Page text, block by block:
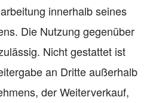
innerhalb seines
Die Nutzung gegenüber
Nicht gestattet ist
an Dritte außerhalb
der Weiterverkauf,